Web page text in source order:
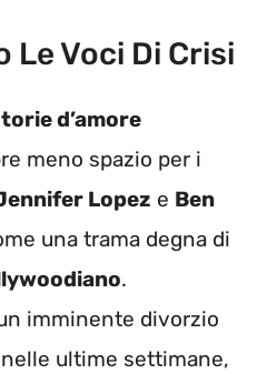
Le Voci Di Crisi
d’amore
meno spazio per i
Lopez e Ben
una trama degna di
.
imminente divorzio
ultime settimane,